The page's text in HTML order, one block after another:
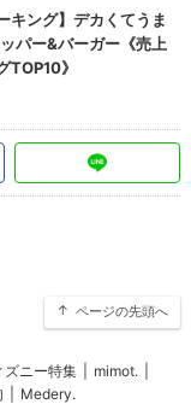
ページの先頭へ
ズニー特集 mimot.
Medery.